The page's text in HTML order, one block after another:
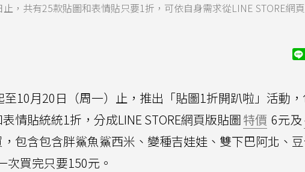
，共有25款貼圖和表情貼只要1折，可依自身需求從LINE STORE網
至10月20日（周一）止，推出「貼圖1折開趴啦」活動
情貼統統1折，分成LINE STORE網頁版貼圖特價 6元及
，包含包含胖鯊魚鯊西米、變種吉娃娃、雙下巴阿北、
買完只要150元。